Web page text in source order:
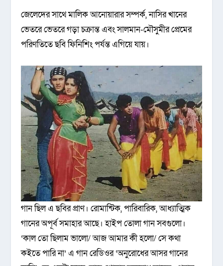
জেলেদের সাথে মালিক আনোয়ারার সম্পর্ক, নাসির খানের
ভেতরে ভেতরে গড়া চক্রান্ত এবং সালমান-মৌসুমীর প্রেমের
পরিণতিতে ছবি ফিনিশিং পর্যন্ত এগিয়ে যায়।
গান ছিল এ ছবির প্রাণ। রোমান্টিক, পারিবারিক, আধ্যাত্মিক
গানের অপূর্ব সমাহার অাছে। হাইপ তোলা গান সবগুলো।
‘কাল তো ছিলাম ভালো/ আজ আমার কী হলো/ সে কথা
কইতে পারি না’ এ গান রেডিওর ‘অনুরোধের অাসর গানের